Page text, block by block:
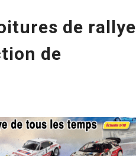
de rallye
de